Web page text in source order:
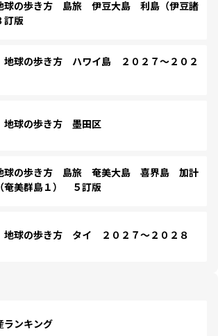
球の歩き方 島旅 伊豆大島 利島（伊豆諸
版
球の歩き方 ハワイ島 ２０２７～２０２
球の歩き方 墨田区
球の歩き方 島旅 奄美大島 喜界島 加計
奄美群島１） ５訂版
球の歩き方 タイ ２０２７～２０２８
ランキング